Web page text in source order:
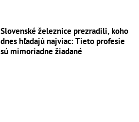
Slovenské železnice prezradili, koho
dnes hľadajú najviac: Tieto profesie
sú mimoriadne žiadané